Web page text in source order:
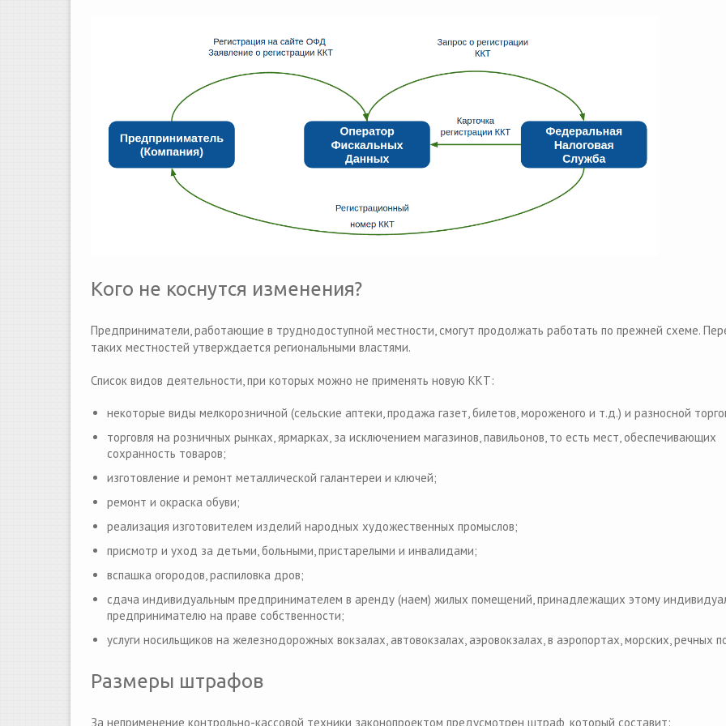
Кого не коснутся изменения?
Предприниматели, работающие в труднодоступной местности, смогут продолжать работать по прежней схеме.
таких местностей утверждается региональными властями.
Список видов деятельности, при которых можно не применять новую ККТ:
некоторые виды мелкорозничной (сельские аптеки, продажа газет, билетов, мороженого и т.д.) и разносной
торговля на розничных рынках, ярмарках, за исключением магазинов, павильонов, то есть мест, обеспечивающих
сохранность товаров;
изготовление и ремонт металлической галантереи и ключей;
ремонт и окраска обуви;
реализация изготовителем изделий народных художественных промыслов;
присмотр и уход за детьми, больными, пристарелыми и инвалидами;
вспашка огородов, распиловка дров;
сдача индивидуальным предпринимателем в аренду (наем) жилых помещений, принадлежащих этому
предпринимателю на праве собственности;
услуги носильщиков на железнодорожных вокзалах, автовокзалах, аэровокзалах, в аэропортах, морских, речных
Размеры штрафов
За неприменение контрольно-кассовой техники законопроектом предусмотрен штраф, который составит: